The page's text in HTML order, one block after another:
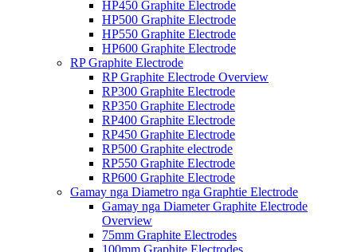
HP450 Graphite Electrode
HP500 Graphite Electrode
HP550 Graphite Electrode
HP600 Graphite Electrode
RP Graphite Electrode
RP Graphite Electrode Overview
RP300 Graphite Electrode
RP350 Graphite Electrode
RP400 Graphite Electrode
RP450 Graphite Electrode
RP500 Graphite electrode
RP550 Graphite Electrode
RP600 Graphite Electrode
Gamay nga Diametro nga Graphtie Electrode
Gamay nga Diameter Graphite Electrode
Overview
75mm Graphite Electrodes
100mm Graphite Electrodes